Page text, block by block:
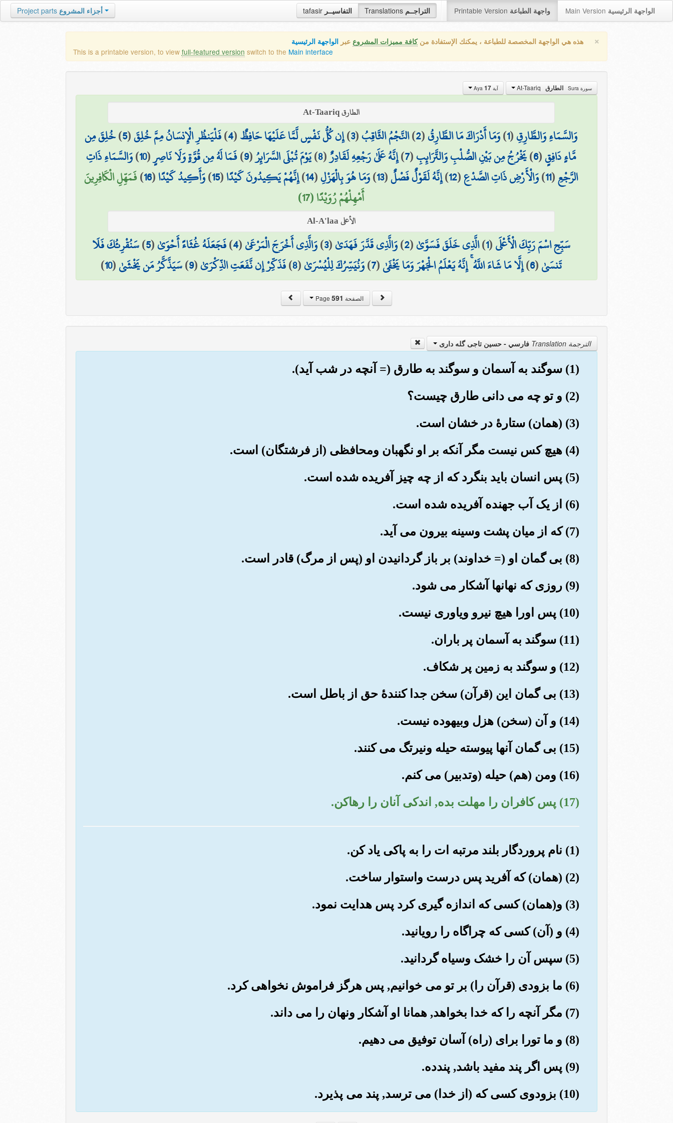
tafasir التفاسيــر Translations التراجــم Printable Version واجهة الطباعة Main Version الواجهة الرئيسية Project parts أجزاء المشروع
× هذه هي الواجهة المخصصة للطباعة ، يمكنك الإستفادة منكافة مميزات المشروع عبر الواجهة الرئيسية
This is a printable version, to view full-featured version switch to the Main interface
سورة Sura الطارق آية Aya 17
الطارق At-Taariq
وَالسَّمَاءِ وَالطَّارِقِ(
1
)وَمَا أَدْرَاكَ مَا الطَّارِقُ(
2
)النَّجْمُ الثَّاقِبُ(
3
)إِن كُلُّ نَفْسٍ لَّمَّا عَلَيْهَا حَافِظٌ(
4
)فَلْيَنظُرِ الْإِنسَانُ مِمَّ خُلِقَ(
5
)خُلِقَ مِن
مَّاءٍ دَافِقٍ(
6
)يَخْرُجُ مِن بَيْنِ الصُّلْبِ وَالتَّرَائِبِ(
7
)إِنَّهُ عَلَىٰ رَجْعِهِ لَقَادِرٌ(
8
)يَوْمَ تُبْلَى السَّرَائِرُ(
9
)فَمَا لَهُ مِن قُوَّةٍ وَلَا نَاصِرٍ(
10
)وَالسَّمَاءِ ذَاتِ
الرَّجْعِ(
11
)وَالْأَرْضِ ذَاتِ الصَّدْعِ(
12
)إِنَّهُ لَقَوْلٌ فَصْلٌ(
13
)وَمَا هُوَ بِالْهَزْلِ(
14
)إِنَّهُمْ يَكِيدُونَ كَيْدًا(
15
)وَأَكِيدُ كَيْدًا(
16
)فَمَهِّلِ الْكَافِرِينَ
أَمْهِلْهُمْ رُوَيْدًا (17)
الأعلى Al-A'laa
سَبِّحِ اسْمَ رَبِّكَ الْأَعْلَى(
1
)الَّذِي خَلَقَ فَسَوَّىٰ(
2
)وَالَّذِي قَدَّرَ فَهَدَىٰ(
3
)وَالَّذِي أَخْرَجَ الْمَرْعَىٰ(
4
)فَجَعَلَهُ غُثَاءً أَحْوَىٰ(
5
)سَنُقْرِئُكَ فَلَا
تَنسَىٰ(
6
)إِلَّا مَا شَاءَ اللَّهُ ۚ إِنَّهُ يَعْلَمُ الْجَهْرَ وَمَا يَخْفَىٰ(
7
)وَنُيَسِّرُكَ لِلْيُسْرَىٰ(
8
)فَذَكِّرْ إِن نَّفَعَتِ الذِّكْرَىٰ(
9
)سَيَذَّكَّرُ مَن يَخْشَىٰ(
10
)
الصفحة Page 591
الترجمة Translation فارسي - حسین تاجی گله داری
(1) سوگند به آسمان و سوگند به طارق (= آنچه در شب آید).
(2) و تو چه می دانی طارق چیست؟
(3) (همان) ستارۀ در خشان است.
(4) هیچ کس نیست مگر آنکه بر او نگهبان ومحافظی (از فرشتگان) است.
(5) پس انسان باید بنگرد که از چه چیز آفریده شده است.
(6) از یک آب جهنده آفریده شده است.
(7) که از میان پشت وسینه بیرون می آید.
(8) بی گمان او (= خداوند) بر باز گردانیدن او (پس از مرگ) قادر است.
(9) روزی که نهانها آشکار می شود.
(10) پس اورا هیچ نیرو ویاوری نیست.
(11) سوگند به آسمان پر باران.
(12) و سوگند به زمین پر شکاف.
(13) بی گمان این (قرآن) سخن جدا کنندۀ حق از باطل است.
(14) و آن (سخن) هزل وبیهوده نیست.
(15) بی گمان آنها پیوسته حیله ونیرتگ می کنند.
(16) ومن (هم) حیله (وتدبیر) می کنم.
(17) پس کافران را مهلت بده, اندکی آنان را رهاکن.
(1) نام پروردگار بلند مرتبه ات را به پاکی یاد کن.
(2) (همان) که آفرید پس درست واستوار ساخت.
(3) و(همان) کسی که اندازه گیری کرد پس هدایت نمود.
(4) و (آن) کسی که چراگاه را رویانید.
(5) سپس آن را خشک وسیاه گردانید.
(6) ما بزودی (قرآن را) بر تو می خوانیم, پس هرگز فراموش نخواهی کرد.
(7) مگر آنچه را که خدا بخواهد, همانا او آشکار ونهان را می داند.
(8) و ما تورا برای (راه) آسان توفیق می دهیم.
(9) پس اگر پند مفید باشد, پندده.
(10) بزودوی کسی که (از خدا) می ترسد, پند می پذیرد.